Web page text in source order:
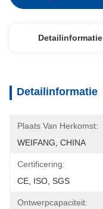
Detailinformatie
Detailinformatie
Plaats Van Herkomst:
WEIFANG, CHINA
Certificering:
CE, ISO, SGS
Ontwerpcapaciteit: